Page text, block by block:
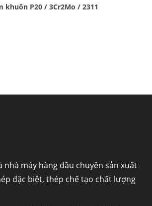
khuôn P20 / 3Cr2Mo / 2311
nhà máy hàng đầu chuyên sản xuất
đặc biệt, thép chế tạo chất lượng